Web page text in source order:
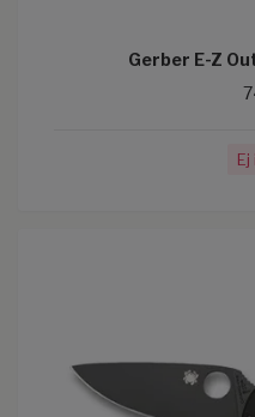
Gerber E-Z